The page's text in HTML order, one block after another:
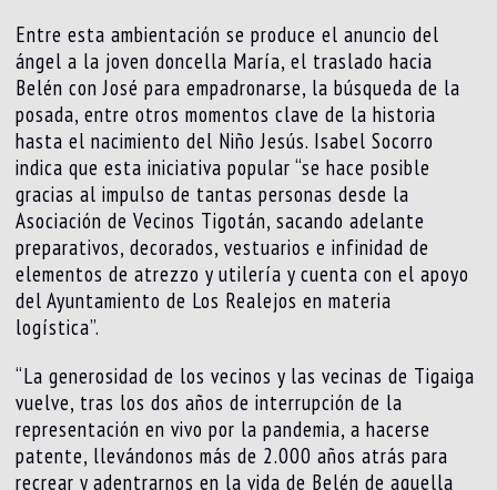
Entre esta ambientación se produce el anuncio del
ángel a la joven doncella María, el traslado hacia
Belén con José para empadronarse, la búsqueda de la
posada, entre otros momentos clave de la historia
hasta el nacimiento del Niño Jesús. Isabel Socorro
indica que esta iniciativa popular “se hace posible
gracias al impulso de tantas personas desde la
Asociación de Vecinos Tigotán, sacando adelante
preparativos, decorados, vestuarios e infinidad de
elementos de atrezzo y utilería y cuenta con el apoyo
del Ayuntamiento de Los Realejos en materia
logística”.
“La generosidad de los vecinos y las vecinas de Tigaiga
vuelve, tras los dos años de interrupción de la
representación en vivo por la pandemia, a hacerse
patente, llevándonos más de 2.000 años atrás para
recrear y adentrarnos en la vida de Belén de aquella